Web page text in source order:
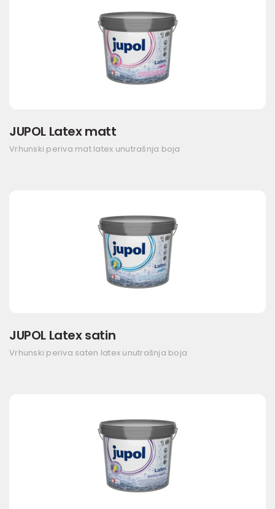
JUPOL Latex matt
Vrhunski periva mat latex unutrašnja boja
JUPOL Latex satin
Vrhunski periva saten latex unutrašnja boja